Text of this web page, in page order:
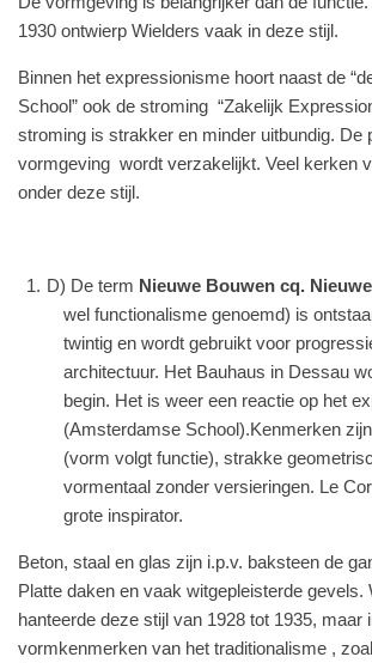
1930 ontwierp Wielders vaak in deze stijl.
Binnen het expressionisme hoort naast de
School” ook de stroming “Zakelijk
stroming is strakker en minder uitbundig. De
vormgeving wordt verzakelijkt. Veel kerken
onder deze stijl.
D) De term Nieuwe Bouwen cq.
wel functionalisme genoemd) is
twintig en wordt gebruikt voor
architectuur. Het Bauhaus in Dessau
begin. Het is weer een reactie op het
(Amsterdamse School).Kenmerken
(vorm volgt functie), strakke
vormentaal zonder versieringen. Le
grote inspirator.
Beton, staal en glas zijn i.p.v. baksteen de
Platte daken en vaak witgepleisterde gevels.
hanteerde deze stijl van 1928 tot 1935, maar
vormkenmerken van het traditionalisme ,